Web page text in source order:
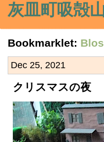
灰皿町吸殻
Bookmarklet:
Dec 25, 2021
クリスマスの夜